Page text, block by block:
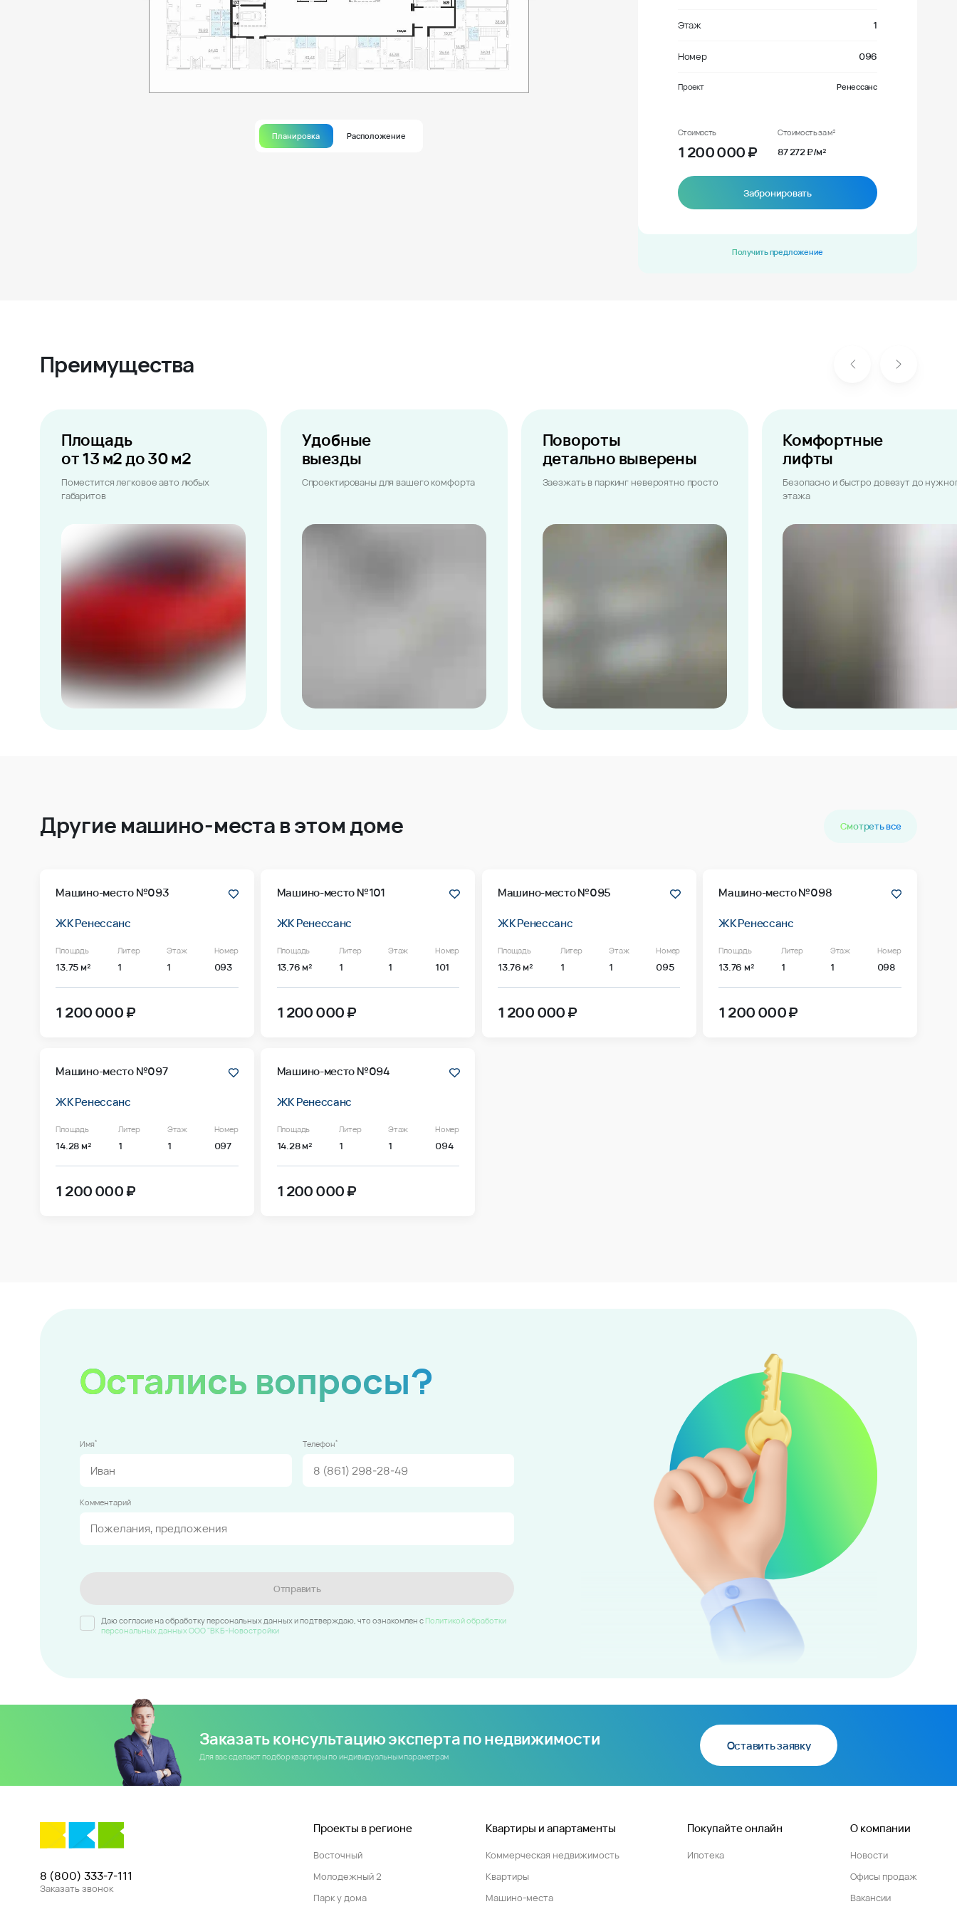
Планировка Расположение
Этаж 1
Номер 096
Проект Ренессанс
Стоимость
1 200 000₽
Стоимость за м²
87 272 ₽/м²
Забронировать
Получить предложение
Преимущества
Площадь
от 13 м2 до 30 м2
Поместится легковое авто любых
габаритов
Удобные
выезды
Спроектированы для вашего комфорта
Повороты
детально выверены
Заезжать в паркинг невероятно просто
Комфортные
лифты
Безопасно и быстро довезут до
этажа
Другие машино-места в этом доме Смотреть все
Машино-место №093
ЖК Ренессанс
Площадь
13.75 м²
Литер
1
Этаж
1
Номер
093
1 200 000 ₽
Машино-место №101
ЖК Ренессанс
Площадь
13.76 м²
Литер
1
Этаж
1
Номер
101
1 200 000 ₽
Машино-место №095
ЖК Ренессанс
Площадь
13.76 м²
Литер
1
Этаж
1
Номер
095
1 200 000 ₽
Машино-место №098
ЖК Ренессанс
Площадь
13.76 м²
Литер
1
Этаж
1
Номер
098
1 200 000 ₽
Машино-место №097
ЖК Ренессанс
Площадь
14.28 м²
Литер
1
Этаж
1
Номер
097
1 200 000 ₽
Машино-место №094
ЖК Ренессанс
Площадь
14.28 м²
Литер
1
Этаж
1
Номер
094
1 200 000 ₽
Остались вопросы?
Имя* Телефон*
Комментарий
Отправить
Даю согласие на обработку персональных данных и подтверждаю, что ознакомлен c Политикой обработки
персональных данных ООО "ВКБ-Новостройки
Заказать консультацию эксперта по недвижимости
Для вас сделают подбор квартиры по индивидуальным параметрам
Оставить заявку
8 (800) 333-7-111
Заказать звонок
Проекты в регионе
Восточный
Молодежный 2
Парк у дома
Квартиры и апартаменты
Коммерческая недвижимость
Квартиры
Машино-места
Покупайте онлайн
Ипотека
О компании
Новости
Офисы продаж
Вакансии